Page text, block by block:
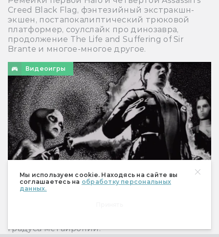
Мы используем cookie. Находясь на сайте вы
соглашаетесь на обработку персональных
данных.
Creed Black Flag, фэнтезийный экстракшн-
экшен, постапокалиптический трюковой
платформер, соулслайк про динозавра,
продолжение The Life and Suffering of Sir
Brante и многое-многое другое.
Видеоигры
градуса метаиронии.